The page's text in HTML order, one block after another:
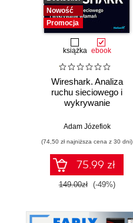
Nowość
Promocja
książka ebook
Wireshark. Analiza
ruchu sieciowego i
wykrywanie
Adam Józefiok
(74,50 zł najniższa cena z 30 dni)
75.99 zł
149.00zł (-49%)